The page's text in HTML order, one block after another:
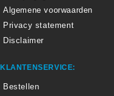
Algemene voorwaarden
Privacy statement
Disclaimer
KLANTENSERVICE:
Bestellen